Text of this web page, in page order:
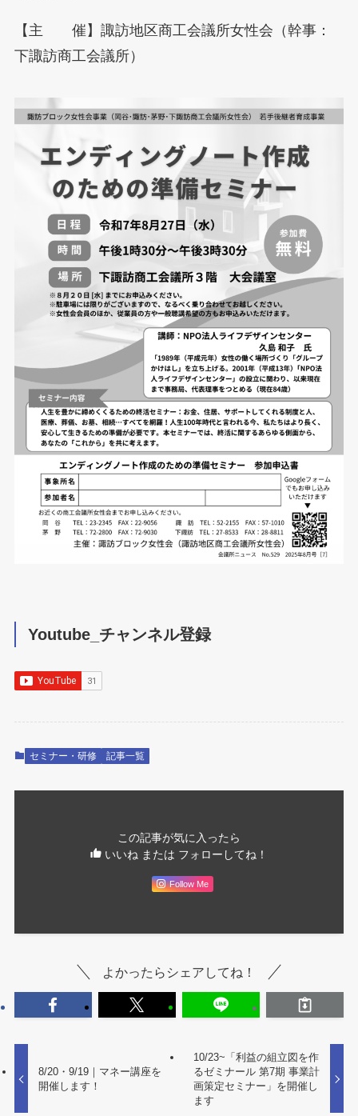
【主 催】諏訪地区商工会議所女性会（幹事：
下諏訪商工会議所）
Youtube_チャンネル登録
セミナー・研修 記事一覧
この記事が気に入ったら
いいね または フォローしてね！
Follow Me
よかったらシェアしてね！
8/20・9/19｜マネー講座を
開催します！
10/23~「利益の組立図を作
るゼミナール 第7期 事業計
画策定セミナー」を開催し
ます